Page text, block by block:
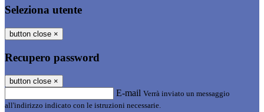
Seleziona utente
button close ×
Recupero password
button close ×
E-mail Verrà inviato un messaggio
all'indirizzo indicato con le istruzioni necessarie.